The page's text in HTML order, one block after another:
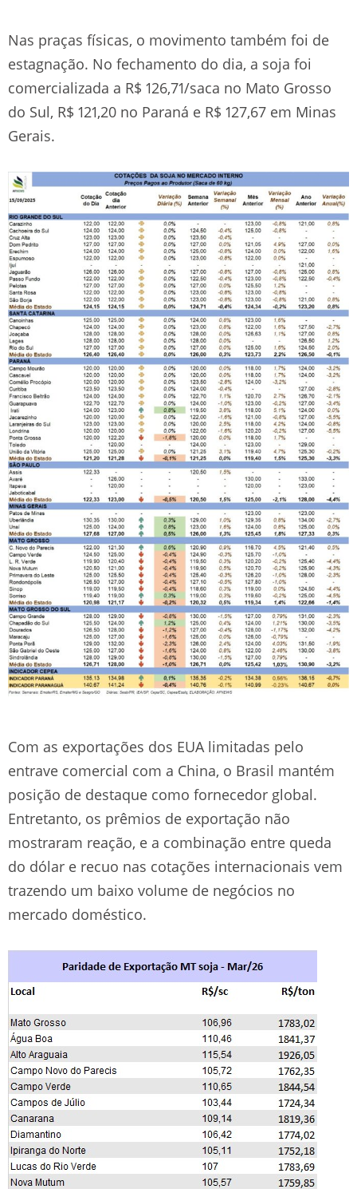
Nas praças físicas, o movimento também foi de
estagnação. No fechamento do dia, a soja foi
comercializada a R$ 126,71/saca no Mato Grosso
do Sul, R$ 121,20 no Paraná e R$ 127,67 em Minas
Gerais.
Com as exportações dos EUA limitadas pelo
entrave comercial com a China, o Brasil mantém
posição de destaque como fornecedor global.
Entretanto, os prêmios de exportação não
mostraram reação, e a combinação entre queda
do dólar e recuo nas cotações internacionais vem
trazendo um baixo volume de negócios no
mercado doméstico.